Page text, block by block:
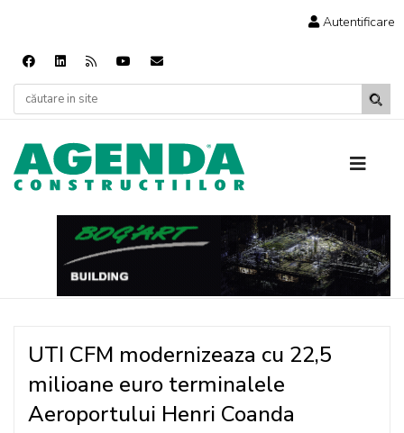
Autentificare
UTI CFM modernizeaza cu 22,5
milioane euro terminalele
Aeroportului Henri Coanda